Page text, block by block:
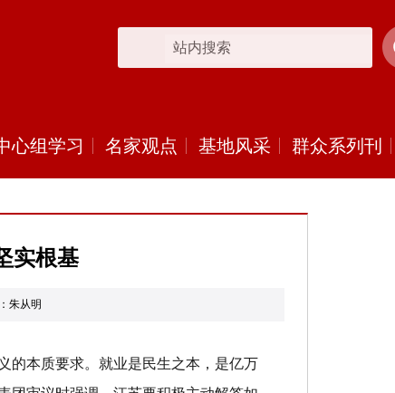
心组学习 名家观点 基地风采 群众系列刊
实根基
朱从明
的本质要求。就业是民生之本，是亿万